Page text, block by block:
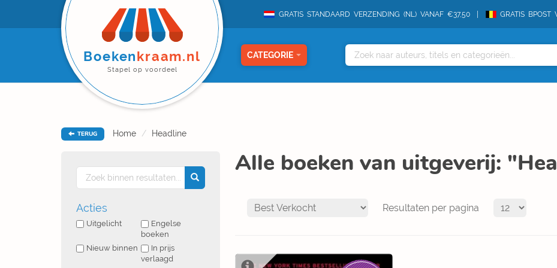
GRATIS STANDAARD VERZENDING (NL) VANAF €37,50 GRATIS BPOST
Boekenkraam.nl
Stapel op voordeel
CATEGORIE
TERUG Home Headline
Acties
Uitgelicht
Engelse
boeken
Nieuw binnen
In prijs
verlaagd
Alle boeken van uitgeverij:
Resultaten per pagina